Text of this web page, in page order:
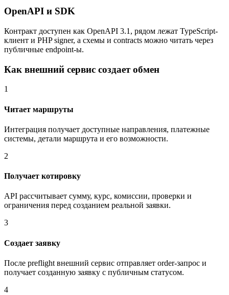
OpenAPI и SDK
Контракт доступен как OpenAPI 3.1, рядом лежат TypeScript-
клиент и PHP signer, а схемы и contracts можно читать через
публичные endpoint-ы.
Как внешний сервис создает обмен
1
Читает маршруты
Интеграция получает доступные направления, платежные
системы, детали маршрута и его возможности.
2
Получает котировку
API рассчитывает сумму, курс, комиссии, проверки и
ограничения перед созданием реальной заявки.
3
Создает заявку
После preflight внешний сервис отправляет order-запрос и
получает созданную заявку с публичным статусом.
4